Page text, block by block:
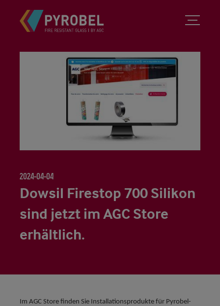
2024-04-04
Dowsil Firestop 700 Silikon
sind jetzt im AGC Store
erhältlich.
Im AGC Store finden Sie Installationsprodukte für Pyrobel-